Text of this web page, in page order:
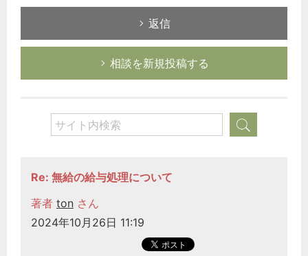
返信
相談を新規投稿する
Re: 無給の給与処理について
著者 ton さん
2024年10月26日 11:19